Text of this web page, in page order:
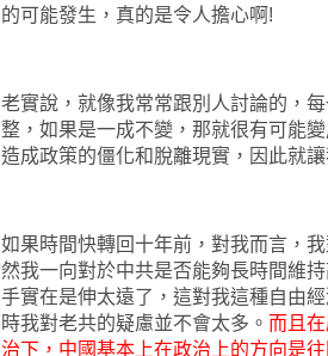
的可能發生，真的是令人擔心啊!
老實說，就像我常常跟別人討論的，
整，如果是一成不變，那就很有可能
造成政策的僵化和脫離現實，因此就
如果時間快轉回十年前，對我而言，
然我一向對於中共是否能夠長時間維
手實在是伸太遠了，這對我這種自由
時我對老共的疑慮並不會太多。 而且
治下，中國基本上在政治上的方向是往